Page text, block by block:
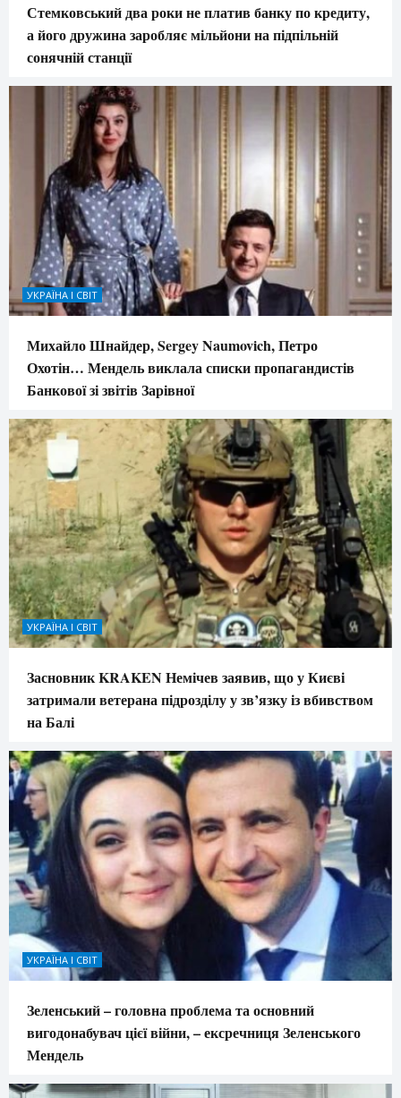
Стемковський два роки не платив банку по кредиту,
а його дружина заробляє мільйони на підпільній
сонячній станції
УКРАЇНА І СВІТ
Михайло Шнайдер, Sergey Naumovich, Петро
Охотін… Мендель виклала списки пропагандистів
Банкової зі звітів Зарівної
УКРАЇНА І СВІТ
Засновник KRAKEN Немічев заявив, що у Києві
затримали ветерана підрозділу у зв’язку із вбивством
на Балі
УКРАЇНА І СВІТ
Зеленський – головна проблема та основний
вигодонабувач цієї війни, – ексречниця Зеленського
Мендель